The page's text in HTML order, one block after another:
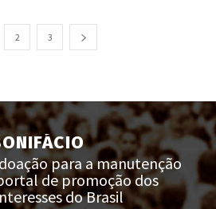
2 3
para a manutenção
de promoção dos
do Brasil